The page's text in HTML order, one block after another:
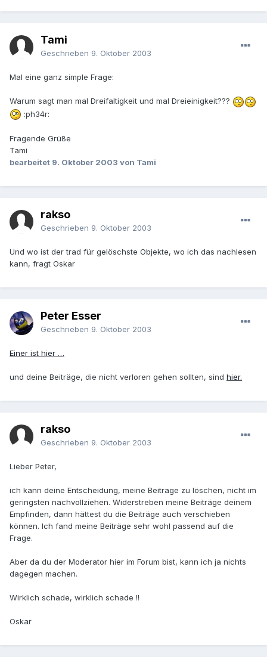
Tami
Geschrieben 9. Oktober 2003
Mal eine ganz simple Frage:
Warum sagt man mal Dreifaltigkeit und mal Dreieinigkeit???
:ph34r:
Fragende Grüße
Tami
bearbeitet 9. Oktober 2003 von Tami
rakso
Geschrieben 9. Oktober 2003
Und wo ist der trad für gelöschste Objekte, wo ich das nachlesen
kann, fragt Oskar
Peter Esser
Geschrieben 9. Oktober 2003
Einer ist hier …
und deine Beiträge, die nicht verloren gehen sollten, sind hier.
rakso
Geschrieben 9. Oktober 2003
Lieber Peter,
ich kann deine Entscheidung, meine Beitrage zu löschen, nicht im
geringsten nachvollziehen. Widerstreben meine Beiträge deinem
Empfinden, dann hättest du die Beiträge auch verschieben
können. Ich fand meine Beiträge sehr wohl passend auf die
Frage.
Aber da du der Moderator hier im Forum bist, kann ich ja nichts
dagegen machen.
Wirklich schade, wirklich schade !!
Oskar